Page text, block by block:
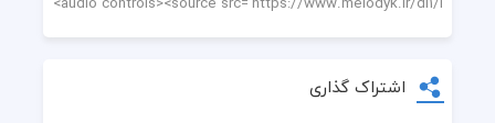
اشتراک گذاری